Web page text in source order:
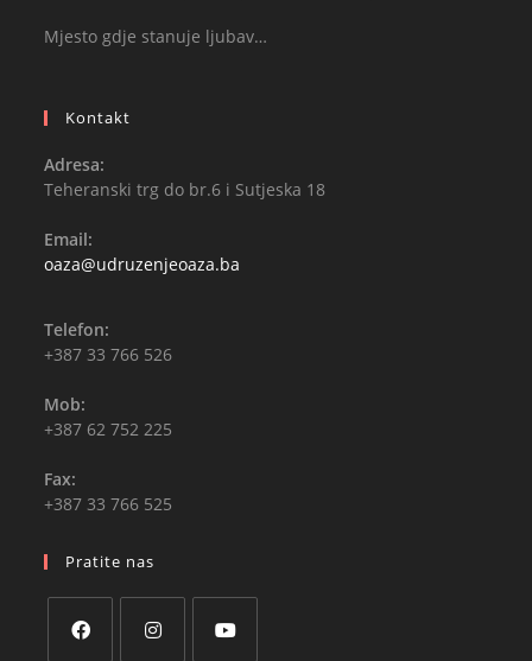
Mjesto gdje stanuje ljubav…
Kontakt
Adresa:
Teheranski trg do br.6 i Sutjeska 18
Email:
oaza@udruzenjeoaza.ba
Telefon:
+387 33 766 526
Mob:
+387 62 752 225
Fax:
+387 33 766 525
Pratite nas